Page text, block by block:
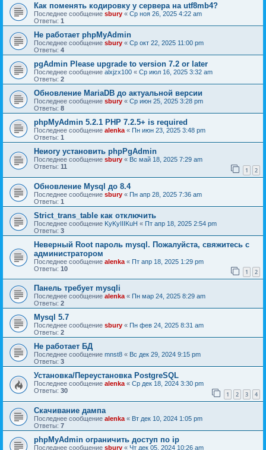
Как поменять кодировку у сервера на utf8mb4?
Последнее сообщение sbury « Ср ноя 26, 2025 4:22 am
Ответы: 1
Не работает phpMyAdmin
Последнее сообщение sbury « Ср окт 22, 2025 11:00 pm
Ответы: 4
pgAdmin Please upgrade to version 7.2 or later
Последнее сообщение alxjzx100 « Ср июл 16, 2025 3:32 am
Ответы: 2
Обновление MariaDB до актуальной версии
Последнее сообщение sbury « Ср июн 25, 2025 3:28 pm
Ответы: 8
phpMyAdmin 5.2.1 PHP 7.2.5+ is required
Последнее сообщение alenka « Пн июн 23, 2025 3:48 pm
Ответы: 1
Неиогу установить phpPgAdmin
Последнее сообщение sbury « Вс май 18, 2025 7:29 am
Ответы: 11 1 2
Обновление Mysql до 8.4
Последнее сообщение sbury « Пн апр 28, 2025 7:36 am
Ответы: 1
Strict_trans_table как отключить
Последнее сообщение KyKyIIIKuH « Пт апр 18, 2025 2:54 pm
Ответы: 3
Неверный Root пароль mysql. Пожалуйста, свяжитесь с
администратором
Последнее сообщение alenka « Пт апр 18, 2025 1:29 pm
Ответы: 10 1 2
Панель требует mysqli
Последнее сообщение alenka « Пн мар 24, 2025 8:29 am
Ответы: 2
Mysql 5.7
Последнее сообщение sbury « Пн фев 24, 2025 8:31 am
Ответы: 2
Не работает БД
Последнее сообщение mnst8 « Вс дек 29, 2024 9:15 pm
Ответы: 3
Установка/Переустановка PostgreSQL
Последнее сообщение alenka « Ср дек 18, 2024 3:30 pm
Ответы: 30 1 2 3 4
Скачивание дампа
Последнее сообщение alenka « Вт дек 10, 2024 1:05 pm
Ответы: 7
phpMyAdmin ограничить доступ по ip
Последнее сообщение sbury « Чт дек 05, 2024 10:26 am